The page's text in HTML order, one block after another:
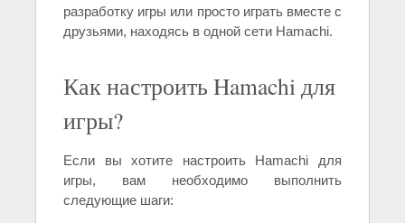
разработку игры или просто играть вместе с
друзьями, находясь в одной сети Hamachi.
Как настроить Hamachi для
игры?
Если вы хотите настроить Hamachi для
игры, вам необходимо выполнить
следующие шаги: